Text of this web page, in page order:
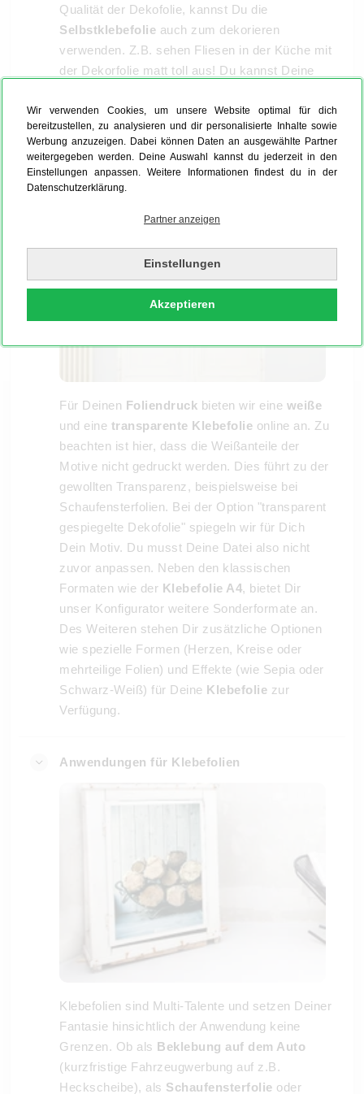
Wir verwenden Cookies, um unsere Website optimal für dich
bereitzustellen, zu analysieren und dir personalisierte Inhalte sowie
Werbung anzuzeigen. Dabei können Daten an ausgewählte Partner
weitergegeben werden. Deine Auswahl kannst du jederzeit in den
Einstellungen anpassen. Weitere Informationen findest du in der
Datenschutzerklärung.
Partner anzeigen
Einstellungen
Akzeptieren
Qualität der Dekofolie, kannst Du die
Selbstklebefolie auch zum dekorieren
verwenden. Z.B. sehen Fliesen in der Küche mit
der Dekorfolie matt toll aus! Du kannst Deine
Optionen beim Foliendruck: Transparente
und weiße Klebefolie
Für Deinen Foliendruck bieten wir eine weiße
und eine transparente Klebefolie online an. Zu
beachten ist hier, dass die Weißanteile der
Motive nicht gedruckt werden. Dies führt zu der
gewollten Transparenz, beispielsweise bei
Schaufensterfolien. Bei der Option "transparent
gespiegelte Dekofolie" spiegeln wir für Dich
Dein Motiv. Du musst Deine Datei also nicht
zuvor anpassen. Neben den klassischen
Formaten wie der Klebefolie A4, bietet Dir
unser Konfigurator weitere Sonderformate an.
Des Weiteren stehen Dir zusätzliche Optionen
wie spezielle Formen (Herzen, Kreise oder
mehrteilige Folien) und Effekte (wie Sepia oder
Schwarz-Weiß) für Deine Klebefolie zur
Verfügung.
Anwendungen für Klebefolien
Klebefolien sind Multi-Talente und setzen Deiner
Fantasie hinsichtlich der Anwendung keine
Grenzen. Ob als Beklebung auf dem Auto
(kurzfristige Fahrzeugwerbung auf z.B.
Heckscheibe), als Schaufensterfolie oder